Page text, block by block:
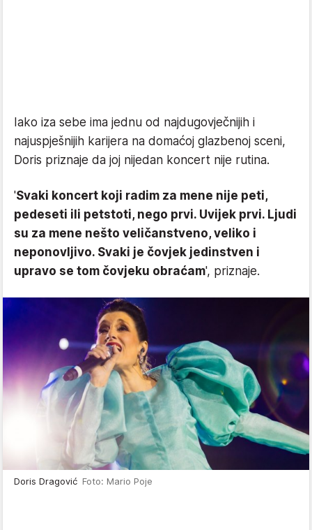
Iako iza sebe ima jednu od najdugovječnijih i
najuspješnijih karijera na domaćoj glazbenoj sceni,
Doris priznaje da joj nijedan koncert nije rutina.
'Svaki koncert koji radim za mene nije peti,
pedeseti ili petstoti, nego prvi. Uvijek prvi. Ljudi
su za mene nešto veličanstveno, veliko i
neponovljivo. Svaki je čovjek jedinstven i
upravo se tom čovjeku obraćam', priznaje.
Doris Dragović Foto: Mario Poje